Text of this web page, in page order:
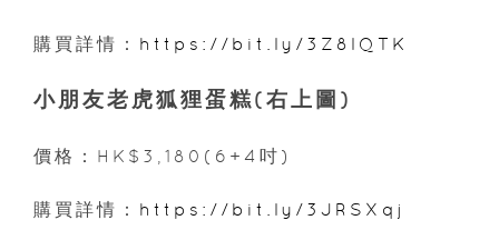
購買詳情： https://bit.ly/3Z8lQTK
小朋友老虎狐狸蛋糕(右上圖)
價格：HK$3,180(6+4吋)
購買詳情： https://bit.ly/3JRSXqj